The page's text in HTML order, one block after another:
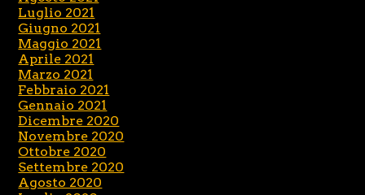
Luglio 2021
Giugno 2021
Maggio 2021
Aprile 2021
Marzo 2021
Febbraio 2021
Gennaio 2021
Dicembre 2020
Novembre 2020
Ottobre 2020
Settembre 2020
Agosto 2020